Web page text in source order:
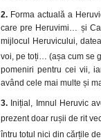
2. Forma actuală a
care pre Heruvimi… și
mijlocul Heruvicului,
voi, pe toți… (așa cum se
pomeniri pentru cei vii,
având cele mai multe și
3. Inițial, Imnul Heruvic
prezent doar rușii de rit
întru totul nici din cărțile